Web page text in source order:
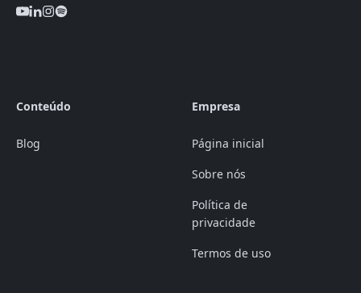
Conteúdo
Blog
Empresa
Página inicial
Sobre nós
Política de
privacidade
Termos de uso